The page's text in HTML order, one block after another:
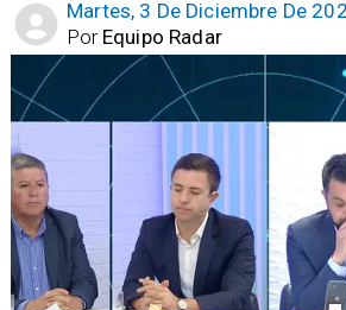
Martes, 3 De Diciembre De
Equipo Radar
Por